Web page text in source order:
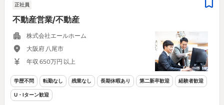
正社員
不動産営業/不動産
株式会社エールホーム
大阪府 八尾市
年収 650万円 以上
学歴不問 転勤なし 残業なし 長期休暇あり 第二新卒歓迎 経験者歓迎
U・Iターン歓迎